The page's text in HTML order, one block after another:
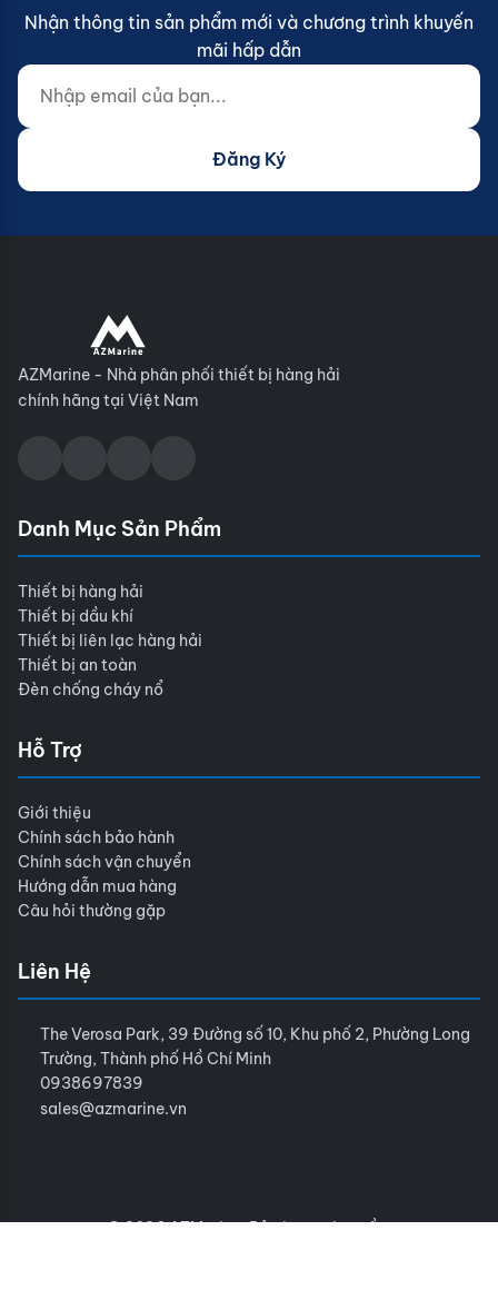
Nhận thông tin sản phẩm mới và chương trình khuyến
mãi hấp dẫn
Nhập email của bạn...
Website (do not fill)
Đăng Ký
AZMarine - Nhà phân phối thiết bị hàng hải
chính hãng tại Việt Nam
Danh Mục Sản Phẩm
Thiết bị hàng hải
Thiết bị dầu khí
Thiết bị liên lạc hàng hải
Thiết bị an toàn
Đèn chống cháy nổ
Hỗ Trợ
Giới thiệu
Chính sách bảo hành
Chính sách vận chuyển
Hướng dẫn mua hàng
Câu hỏi thường gặp
Liên Hệ
The Verosa Park, 39 Đường số 10, Khu phố 2, Phường Long
Trường, Thành phố Hồ Chí Minh
0938697839
sales@azmarine.vn
© 2026 AZMarine. Bảo lưu mọi quyền.